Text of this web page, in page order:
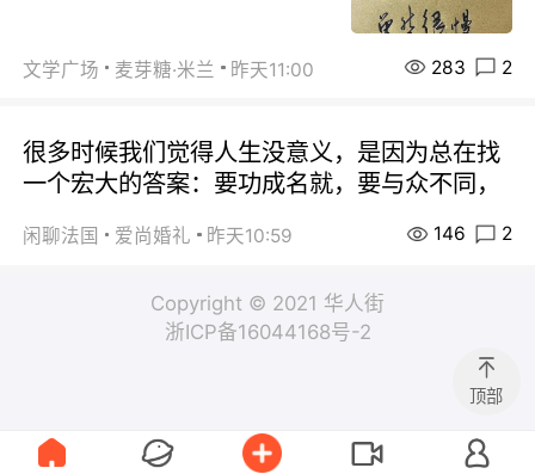
文学广场 麦芽糖·米兰 昨天11:00 283 2
很多时候我们觉得人生没意义，是因为总在找
一个宏大的答案：要功成名就，要与众不同，
闲聊法国 爱尚婚礼 昨天10:59 146 2
Copyright © 2021 华人街
浙ICP备16044168号-2
顶部